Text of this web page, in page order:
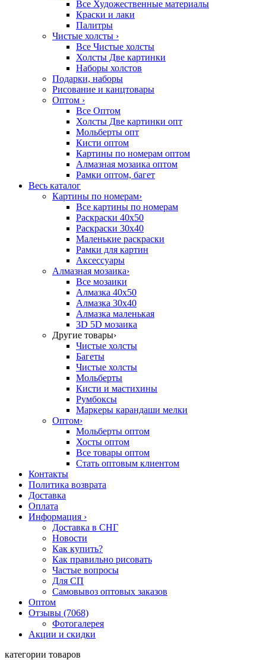
Все Художественные материалы
Краски и лаки
Палитры
Чистые холсты ›
Все Чистые холсты
Холсты Две картинки
Наборы холстов
Подарки, наборы
Рисование и канцтовары
Оптом ›
Все Оптом
Холсты Две картинки опт
Мольберты опт
Кисти оптом
Картины по номерам оптом
Алмазная мозаика оптом
Рамки оптом, багет
Весь каталог
Картины по номерам›
Все картины по номерам
Раскраски 40х50
Раскраски 30х40
Маленькие раскраски
Рамки для картин
Аксессуары
Алмазная мозаика›
Все мозаики
Алмазка 40х50
Алмазка 30х40
Алмазка маленькая
3D 5D мозаика
Другие товары›
Чистые холсты
Багеты
Чистые холсты
Мольберты
Кисти и мастихины
Румбоксы
Маркеры карандаши мелки
Оптом›
Мольберты оптом
Хосты оптом
Все товары оптом
Стать оптовым клиентом
Контакты
Политика возврата
Доставка
Оплата
Информация ›
Доставка в СНГ
Новости
Как купить?
Как правильно рисовать
Частые вопросы
Для СП
Самовывоз оптовых заказов
Оптом
Отзывы (7068)
Фотогалерея
Акции и скидки
категории товаров